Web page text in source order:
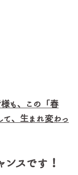
様も、この「春
て、生まれ変わっ
ンスです！